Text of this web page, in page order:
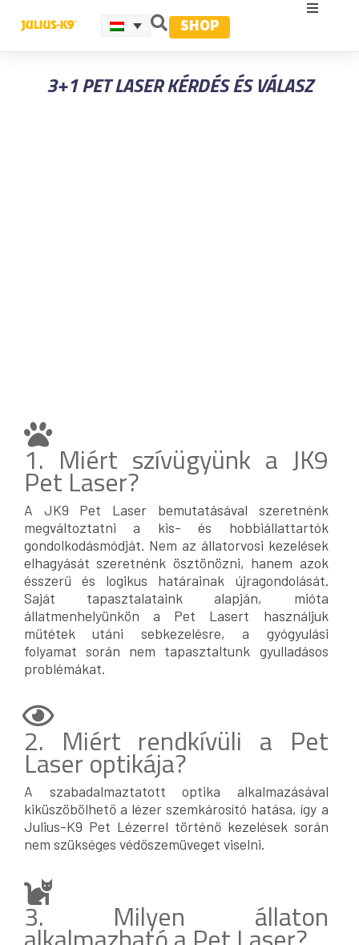
SHOP
3+1 PET LASER KÉRDÉS ÉS VÁLASZ
1. Miért szívügyünk a JK9
Pet Laser?
A JK9 Pet Laser bemutatásával szeretnénk
megváltoztatni a kis- és hobbiállattartók
gondolkodásmódját. Nem az állatorvosi kezelések
elhagyását szeretnénk ösztönözni, hanem azok
ésszerű és logikus határainak újragondolását.
Saját tapasztalataink alapján, mióta
állatmenhelyünkön a Pet Lasert használjuk
műtétek utáni sebkezelésre, a gyógyulási
folyamat során nem tapasztaltunk gyulladásos
problémákat.
2. Miért rendkívüli a Pet
Laser optikája?
A szabadalmaztatott optika alkalmazásával
kiküszöbölhető a lézer szemkárosító hatása, így a
Julius-K9 Pet Lézerrel történő kezelések során
nem szükséges védőszemüveget viselni.
3. Milyen állaton